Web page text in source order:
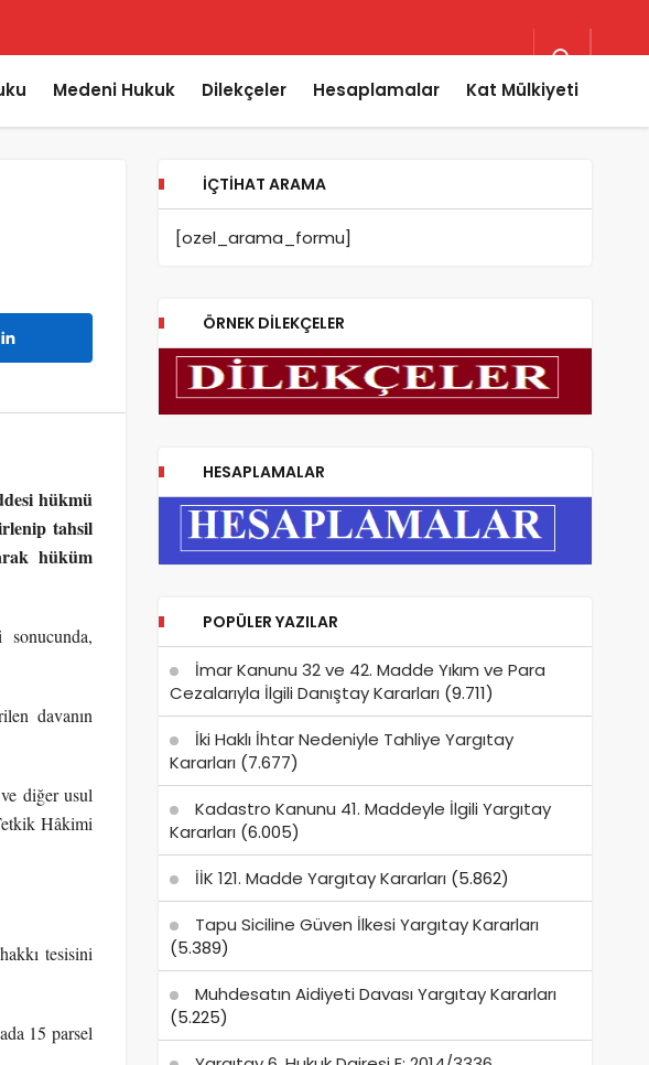
Medeni Hukuk Dilekçeler Hesaplamalar Kat Mülkiyeti
hükmü
tahsil
hüküm
davanın
diğer usul
Hâkimi
tesisini
15 parsel
İÇTIHAT ARAMA
[ozel_arama_formu]
ÖRNEK DILEKÇELER
HESAPLAMALAR
POPÜLER YAZILAR
İmar Kanunu 32 ve 42. Madde Yıkım ve Para
Cezalarıyla İlgili Danıştay Kararları (9.711)
İki Haklı İhtar Nedeniyle Tahliye Yargıtay
Kararları (7.677)
Kadastro Kanunu 41. Maddeyle İlgili Yargıtay
Kararları (6.005)
İİK 121. Madde Yargıtay Kararları (5.862)
Tapu Siciline Güven İlkesi Yargıtay Kararları
(5.389)
Muhdesatın Aidiyeti Davası Yargıtay Kararları
(5.225)